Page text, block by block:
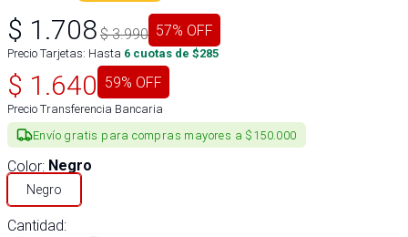
$ 1.708 $3.990 57% OFF
Precio Tarjetas: Hasta 6 cuotas de $285
$ 1.640 59% OFF
Precio Transferencia Bancaria
Envío gratis para compras mayores a $150.000
Color: Negro
Negro
Cantidad: